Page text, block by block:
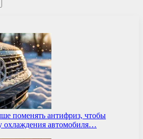
поменять антифриз, чтобы
охлаждения автомобиля…